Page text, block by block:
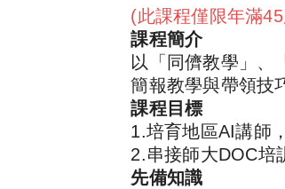
(此課程僅限年滿
課程簡介
以「同儕教學」、
簡報教學與帶領技
課程目標
1.培育地區AI講師
2.串接師大DOC培
先備知識